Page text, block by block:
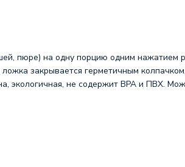
пюре) на одну порцию одним нажатием
закрывается герметичным
экологичная, не содержит BPA и ПВХ.